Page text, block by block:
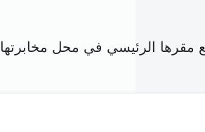
محل مخابرتها 2نهج ابن منظور نوتردام (